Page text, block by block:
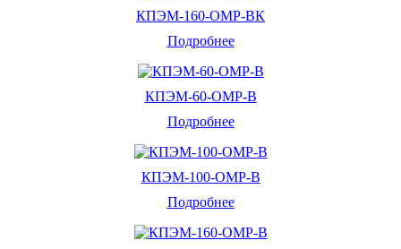
КПЭМ-160-ОМР-ВК
Подробнее
КПЭМ-60-ОМР-В
Подробнее
КПЭМ-100-ОМР-В
Подробнее